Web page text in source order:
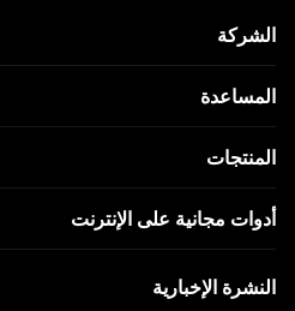
الشركة
المساعدة
المنتجات
أدوات مجانية على الإنترنت
النشرة الإخبارية